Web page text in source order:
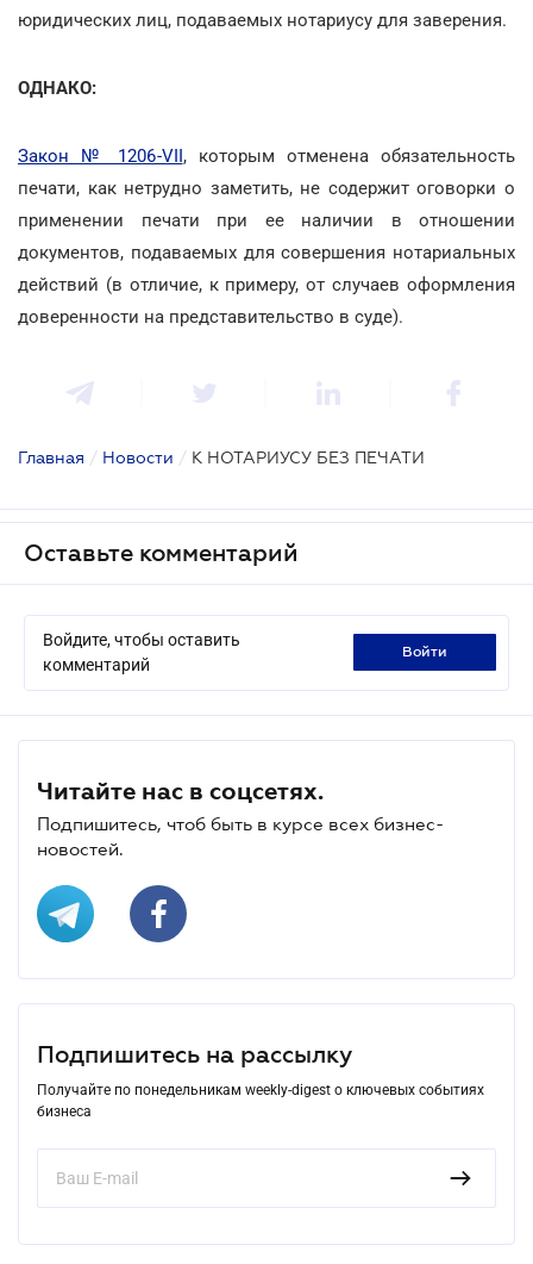
юридических лиц, подаваемых нотариусу для заверения.
ОДНАКО:
Закон № 1206-VII, которым отменена обязательность
печати, как нетрудно заметить, не содержит оговорки о
применении печати при ее наличии в отношении
документов, подаваемых для совершения нотариальных
действий (в отличие, к примеру, от случаев оформления
доверенности на представительство в суде).
Главная / Новости / К НОТАРИУСУ БЕЗ ПЕЧАТИ
Оставьте комментарий
Войдите, чтобы оставить
комментарий
войти
Читайте нас в соцсетях.
Подпишитесь, чтоб быть в курсе всех бизнес-
новостей.
Подпишитесь на рассылку
Получайте по понедельникам weekly-digest о ключевых событиях
бизнеса